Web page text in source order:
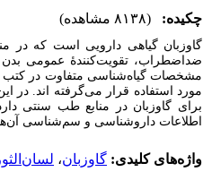
چکیده: (۸۱۳۸ مشاهده)
گاوزبان گیاهی دارویی است که در
ضداضطراب، تقویت‌‌کنندۀ عمومی
مشخصات گیاه‌شناسی متفاوت در کتب
مورد استفاده قرار می‌گرفته ‌اند. در
برای گاوزبان در منابع طب سنتی
اطلاعات داروشناسی و سم‌شناسی
واژه‌های کلیدی: گاوزبان، لسان‌الثور